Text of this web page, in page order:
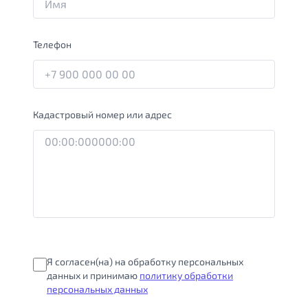
Телефон
Кадастровый номер или адрес
Я согласен(на) на обработку персональных
данных и принимаю политику обработки
персональных данных